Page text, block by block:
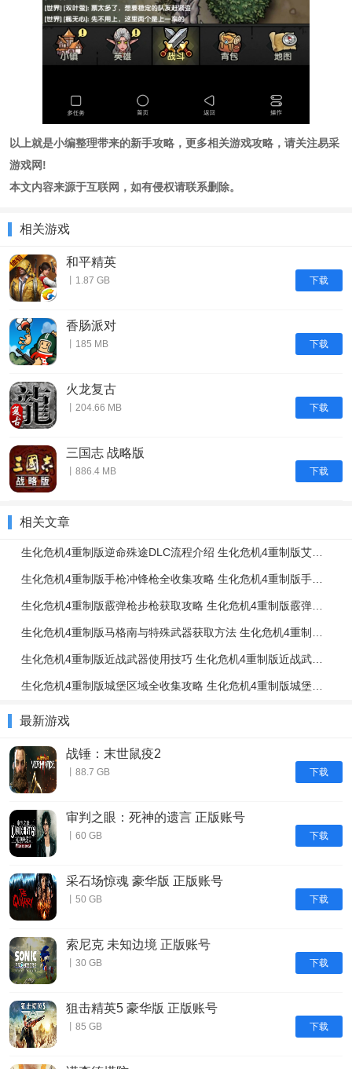
以上就是小编整理带来的新手攻略，更多相关游戏攻略，请关注易采
游戏网!
本文内容来源于互联网，如有侵权请联系删除。
相关游戏
下载
和平精英
丨1.87 GB
下载
香肠派对
丨185 MB
下载
火龙复古
丨204.66 MB
下载
三国志 战略版
丨886.4 MB
相关文章
生化危机4重制版逆命殊途DLC流程介绍 生化危机4重制版艾达篇任务流程一览
生化危机4重制版手枪冲锋枪全收集攻略 生化危机4重制版手枪冲锋枪升级强化介绍
生化危机4重制版霰弹枪步枪获取攻略 生化危机4重制版霰弹枪步枪使用技巧
生化危机4重制版马格南与特殊武器获取方法 生化危机4重制版强力武器获取攻略
生化危机4重制版近战武器使用技巧 生化危机4重制版近战武器与投掷物技巧介绍
生化危机4重制版城堡区域全收集攻略 生化危机4重制版城堡区域解谜攻略
最新游戏
下载
战锤：末世鼠疫2
丨88.7 GB
下载
审判之眼：死神的遗言 正版账号
丨60 GB
下载
采石场惊魂 豪华版 正版账号
丨50 GB
下载
索尼克 未知边境 正版账号
丨30 GB
下载
狙击精英5 豪华版 正版账号
丨85 GB